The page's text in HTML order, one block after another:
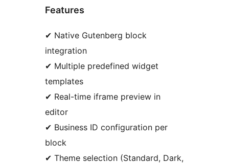
Features
✔ Native Gutenberg block
integration
✔ Multiple predefined widget
templates
✔ Real-time iframe preview in
editor
✔ Business ID configuration per
block
✔ Theme selection (Standard, Dark,